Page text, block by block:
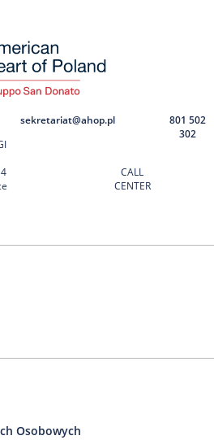
sekretariat@ahop.pl
CALL
CENTER
801 502
302
Osobowych